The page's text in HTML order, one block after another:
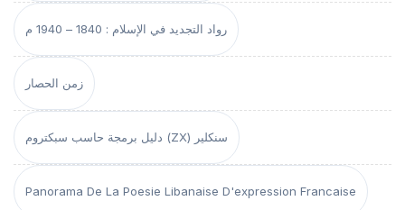
رواد التجديد في الإسلام : 1840 – 1940 م
زمن الحصار
دليل برمجة حاسب سبكتروم (ZX) سنكلير
Panorama De La Poesie Libanaise D'expression Francaise